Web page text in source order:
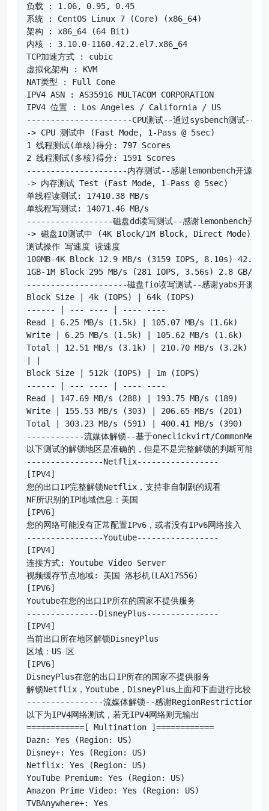
负载 : 1.06, 0.95, 0.45
系统 : CentOS Linux 7 (Core) (x86_64)
架构 : x86_64 (64 Bit)
内核 : 3.10.0-1160.42.2.el7.x86_64
TCP加速方式 : cubic
虚拟化架构 : KVM
NAT类型 : Full Cone
IPV4 ASN : AS35916 MULTACOM CORPORATION
IPV4 位置 : Los Angeles / California / US
----------------------CPU测试--通过sysbench测
-> CPU 测试中 (Fast Mode, 1-Pass @ 5sec)
1 线程测试(单核)得分: 797 Scores
2 线程测试(多核)得分: 1591 Scores
---------------------内存测试--感谢lemonbench开
-> 内存测试 Test (Fast Mode, 1-Pass @ 5sec)
单线程读测试: 17410.38 MB/s
单线程写测试: 14071.46 MB/s
------------------磁盘dd读写测试--感谢lemonbench
-> 磁盘IO测试中 (4K Block/1M Block, Direct Mode)
测试操作 写速度 读速度
100MB-4K Block 12.9 MB/s (3159 IOPS, 8.10s) 42.4
1GB-1M Block 295 MB/s (281 IOPS, 3.56s) 2.8 GB/s
---------------------磁盘fio读写测试--感谢yabs开
Block Size | 4k (IOPS) | 64k (IOPS)
------ | --- ---- | ---- ----
Read | 6.25 MB/s (1.5k) | 105.07 MB/s (1.6k)
Write | 6.25 MB/s (1.5k) | 105.62 MB/s (1.6k)
Total | 12.51 MB/s (3.1k) | 210.70 MB/s (3.2k)
Block Size | 512k (IOPS) | 1m (IOPS)
------ | --- ---- | ---- ----
Read | 147.69 MB/s (288) | 193.75 MB/s (189)
Write | 155.53 MB/s (303) | 206.65 MB/s (201)
Total | 303.23 MB/s (591) | 400.41 MB/s (390)
------------流媒体解锁--基于oneclickvirt/
以下测试的解锁地区是准确的，但是不是完整解锁的判断可能有
----------------Netflix-----------------
[IPV4]
您的出口IP完整解锁Netflix，支持非自制剧的观看
NF所识别的IP地域信息：美国
[IPV6]
您的网络可能没有正常配置IPv6，或者没有IPv6网络接入
----------------Youtube-----------------
[IPV4]
连接方式: Youtube Video Server
视频缓存节点地域: 美国 洛杉机(LAX17S56)
[IPV6]
Youtube在您的出口IP所在的国家不提供服务
---------------DisneyPlus---------------
[IPV4]
当前出口所在地区解锁DisneyPlus
区域：US 区
[IPV6]
DisneyPlus在您的出口IP所在的国家不提供服务
解锁Netflix，Youtube，DisneyPlus上面和下面进行比较，不
----------------流媒体解锁--感谢
以下为IPV4网络测试，若无IPV4网络则无输出
============[ Multination ]============
Dazn: Yes (Region: US)
Disney+: Yes (Region: US)
Netflix: Yes (Region: US)
YouTube Premium: Yes (Region: US)
Amazon Prime Video: Yes (Region: US)
TVBAnywhere+: Yes